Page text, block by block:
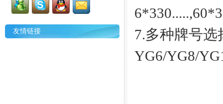
友情链接
7.多种牌号选
YG6/YG8/